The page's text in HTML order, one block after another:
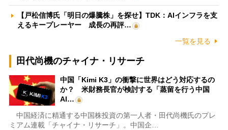
【戸松信博氏「明日の爆騰株」を探せ】TDK：AIインフラを支
えるキープレーヤー 成長の再評…
一覧を見る
田代尚機のチャイナ・リサーチ
中国「Kimi K3」の衝撃に世界はどう対応するの
か？ 米財務長官が検討する「蒸留を行う中国
AI…
中国経済に精通する中国株投資の第一人者・田代尚機氏のプレ
ミアム連載「チャイナ・リサーチ」。中国企…